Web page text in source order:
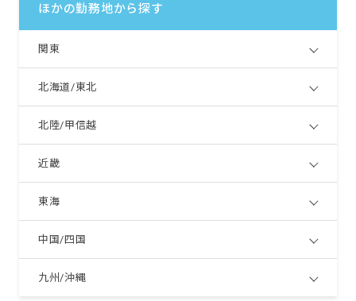
ほかの勤務地から探す
関東
北海道/東北
北陸/甲信越
近畿
東海
中国/四国
九州/沖縄